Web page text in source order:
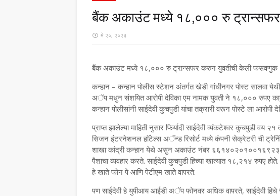
बैंक अकाउंट मध्ये १८,००० रु
मे २०, २०२३
बैंक अकाउंट मध्ये १८,००० रु ट्रान्सफर करुन युवतीची केली फसवणुक
कन्हान – कन्हान पोलीस स्टेशन अंतर्गत खेडी गांधीनगर पोस्ट सालवा
अॅप मधुन संशयित आरोपी देविका एम नामक युवती ने १८,००० रुपए
कन्हान पोलीसांनी साईदेवी कुचपुडी यांचा तक्रारी वरून पोस्टे ला
प्राप्त झालेल्या माहिती नुसार फिर्यादी साईदेवी व्यंकटेश्वर कुचपुडी वय
सिजन इंटरनेशनल हाॅटेल्स अॅंन्ड रिसोर्ट मध्ये कंपनी सेक्रेटरी ची
शाखा कांद्री कन्हान येथे असुन अकाउंट नंबर
पैशाचा व्यवहार करते. साईदेवी कुचपुडी हिच्या खात्यात १८,२१४ रुपए
हे खाते फोन पे आणि पेटीएम खाते वापरते.
पण साईदेवी हे युपीआय आईडी अॅप फोनवर अधिक वापरते, साईदेवी